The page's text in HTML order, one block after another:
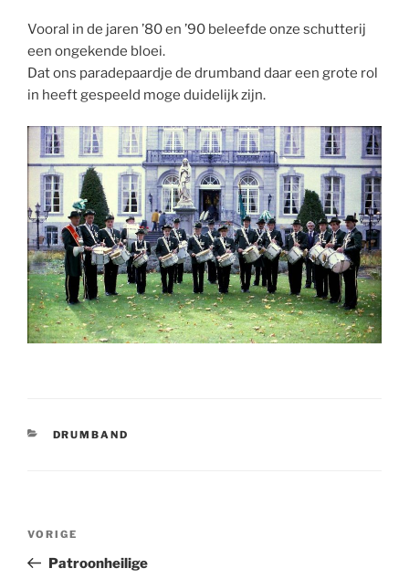
Vooral in de jaren ’80 en ’90 beleefde onze schutterij
een ongekende bloei.
Dat ons paradepaardje de drumband daar een grote rol
in heeft gespeeld moge duidelijk zijn.
CATEGORIEËN
DRUMBAND
Vorig
bericht
VORIGE
Patroonheilige